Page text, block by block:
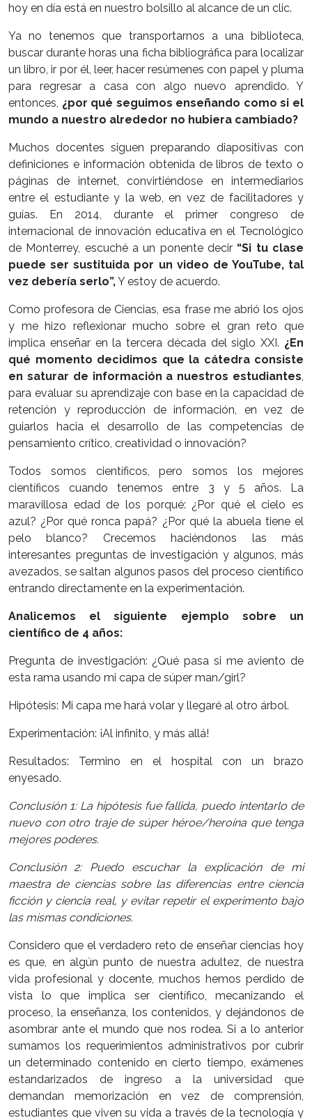
hoy en día está en nuestro bolsillo al alcance de un clic.
Ya no tenemos que transportarnos a una biblioteca,
buscar durante horas una ficha bibliográfica para localizar
un libro, ir por él, leer, hacer resúmenes con papel y pluma
para regresar a casa con algo nuevo aprendido. Y
entonces, ¿por qué seguimos enseñando como si el
mundo a nuestro alrededor no hubiera cambiado?
Muchos docentes siguen preparando diapositivas con
definiciones e información obtenida de libros de texto o
páginas de internet, convirtiéndose en intermediarios
entre el estudiante y la web, en vez de facilitadores y
guías. En 2014, durante el primer congreso de
internacional de innovación educativa en el Tecnológico
de Monterrey, escuché a un ponente decir “Si tu clase
puede ser sustituida por un video de YouTube, tal
vez debería serlo”,Y estoy de acuerdo.
Como profesora de Ciencias, esa frase me abrió los ojos
y me hizo reflexionar mucho sobre el gran reto que
implica enseñar en la tercera década del siglo XXI. ¿En
qué momento decidimos que la cátedra consiste
en saturar de información a nuestros estudiantes
para evaluar su aprendizaje con base en la capacidad de
retención y reproducción de información, en vez de
guiarlos hacia el desarrollo de las competencias de
pensamiento crítico, creatividad o innovación?
Todos somos científicos, pero somos los mejores
científicos cuando tenemos entre 3 y 5 años. La
maravillosa edad de los porqué: ¿Por qué el cielo es
azul? ¿Por qué ronca papá? ¿Por qué la abuela tiene el
pelo blanco? Crecemos haciéndonos las más
interesantes preguntas de investigación y algunos, más
avezados, se saltan algunos pasos del proceso científico
entrando directamente en la experimentación.
Analicemos el siguiente ejemplo sobre un
científico de 4 años:
Pregunta de investigación: ¿Qué pasa si me aviento de
esta rama usando mi capa de súper man/girl?
Hipótesis: Mi capa me hará volar y llegaré al otro árbol.
Experimentación: ¡Al infinito, y más allá!
Resultados: Termino en el hospital con un brazo
enyesado.
Conclusión 1: La hipótesis fue fallida, puedo intentarlo de
nuevo con otro traje de súper héroe/heroína que tenga
mejores poderes.
Conclusión 2: Puedo escuchar la explicación de mi
maestra de ciencias sobre las diferencias entre ciencia
ficción y ciencia real, y evitar repetir el experimento bajo
las mismas condiciones.
Considero que el verdadero reto de enseñar ciencias hoy
es que, en algún punto de nuestra adultez, de nuestra
vida profesional y docente, muchos hemos perdido de
vista lo que implica ser científico, mecanizando el
proceso, la enseñanza, los contenidos, y dejándonos de
asombrar ante el mundo que nos rodea. Si a lo anterior
sumamos los requerimientos administrativos por cubrir
un determinado contenido en cierto tiempo, exámenes
estandarizados de ingreso a la universidad que
demandan memorización en vez de comprensión,
estudiantes que viven su vida a través de la tecnología y